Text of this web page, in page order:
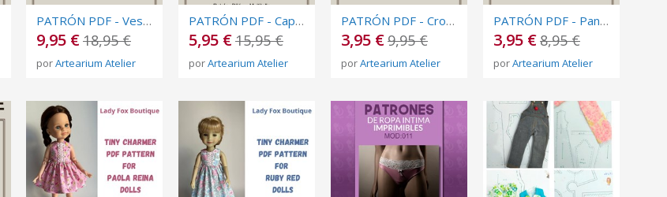
PATRÓN PDF - Vestido con Godet - Multitalla - Nivel avanzado
9,95 €18,95 €
porArtearium Atelier
PATRÓN PDF - Capa Asimétrica - Multitalla - Nivel intermedio
5,95 €15,95 €
porArtearium Atelier
PATRÓN PDF - Crop Top Halter - Multitalla -Nivel Básico
3,95 €9,95 €
porArtearium Atelier
PATRÓN PDF - Pantalón Cargo - Nivel Avanzado
3,95 €8,95 €
porArtearium Atelier